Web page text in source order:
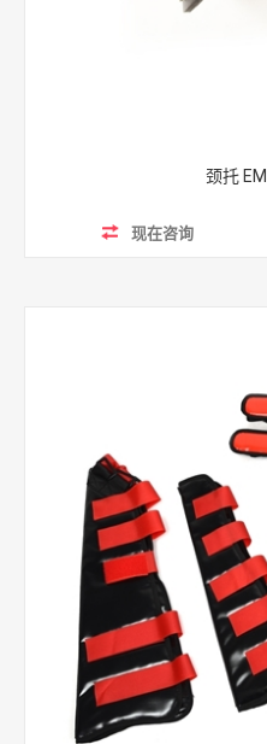
颈托
现在咨询